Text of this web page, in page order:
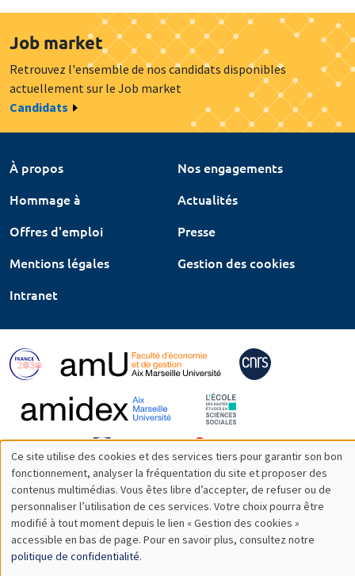
Job market
Retrouvez l'ensemble de nos candidats disponibles
actuellement sur le Job market
Candidats
À propos
Nos engagements
Hommage à
Actualités
Offres d'emploi
Presse
Mentions légales
Gestion des cookies
Intranet
Utilisation
des
données
personnelles
Ce site utilise des cookies et des services tiers pour garantir son bon
fonctionnement, analyser la fréquentation du site et proposer des
contenus multimédias. Vous êtes libre d’accepter, de refuser ou de
personnaliser l’utilisation de ces services. Votre choix pourra être
modifié à tout moment depuis le lien « Gestion des cookies »
accessible en bas de page. Pour en savoir plus, consultez notre
politique de confidentialité.